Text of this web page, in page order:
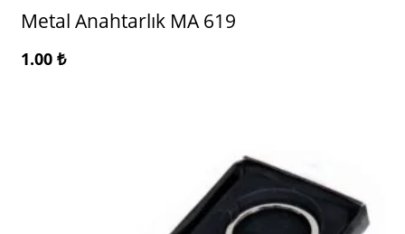
Metal Anahtarlık MA 619
1.00 ₺